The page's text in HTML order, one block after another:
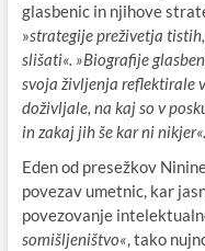
glasbenic in njihove
»strategije preživetja
slišati«. »Biografije
svoja življenja reflektirale
doživljale, na kaj so v
in zakaj jih še kar ni nikjer«.
Eden od presežkov
povezav umetnic, kar
povezovanje
somišljeništvo«, tako